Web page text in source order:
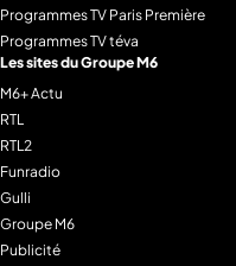
Programmes TV Paris Première
Programmes TV téva
Les sites du Groupe M6
M6+ Actu
RTL
RTL2
Funradio
Gulli
Groupe M6
Publicité